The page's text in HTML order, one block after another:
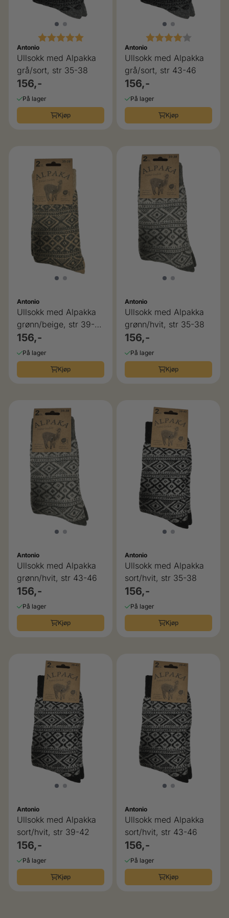
Karakter: 5.0 av 5 mulige
Antonio
Ullsokk med Alpakka
grå/sort, str 35-38
156,-
På lager
Kjøp
Karakter:
Antonio
Ullsokk med Alpakka
grå/sort, str 43-46
156,-
På lager
Kjøp
Antonio
Ullsokk med Alpakka
grønn/beige, str 39-
42
156,-
På lager
Kjøp
Antonio
Ullsokk med Alpakka
grønn/hvit, str 35-38
156,-
På lager
Kjøp
Antonio
Ullsokk med Alpakka
grønn/hvit, str 43-46
156,-
På lager
Kjøp
Antonio
Ullsokk med Alpakka
sort/hvit, str 35-38
156,-
På lager
Kjøp
Antonio
Ullsokk med Alpakka
sort/hvit, str 39-42
156,-
På lager
Kjøp
Antonio
Ullsokk med Alpakka
sort/hvit, str 43-46
156,-
På lager
Kjøp